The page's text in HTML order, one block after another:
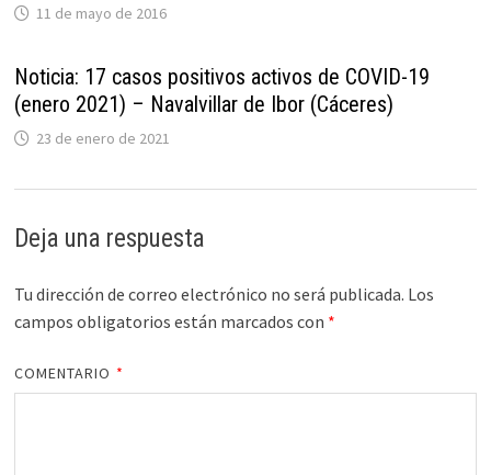
11 de mayo de 2016
Noticia: 17 casos positivos activos de COVID-19
(enero 2021) – Navalvillar de Ibor (Cáceres)
23 de enero de 2021
Deja una respuesta
Tu dirección de correo electrónico no será publicada. Los
campos obligatorios están marcados con *
COMENTARIO *